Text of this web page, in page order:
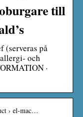
till
(serveras på
och
·
› el-mac…